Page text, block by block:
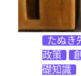
たぬき
政策
礎知識